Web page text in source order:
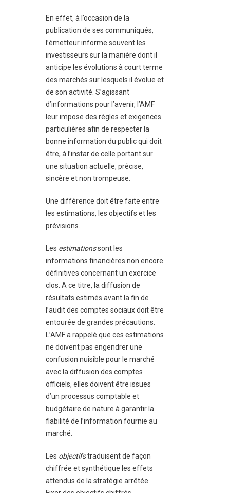
En effet, à l’occasion de la
publication de ses communiqués,
l’émetteur informe souvent les
investisseurs sur la manière dont il
anticipe les évolutions à court terme
des marchés sur lesquels il évolue et
de son activité. S’agissant
d’informations pour l’avenir, l’AMF
leur impose des règles et exigences
particulières afin de respecter la
bonne information du public qui doit
être, à l’instar de celle portant sur
une situation actuelle, précise,
sincère et non trompeuse.
Une différence doit être faite entre
les estimations, les objectifs et les
prévisions.
Les estimationssont les
informations financières non encore
définitives concernant un exercice
clos. A ce titre, la diffusion de
résultats estimés avant la fin de
l’audit des comptes sociaux doit être
entourée de grandes précautions.
L’AMF a rappelé que ces estimations
ne doivent pas engendrer une
confusion nuisible pour le marché
avec la diffusion des comptes
officiels, elles doivent être issues
d’un processus comptable et
budgétaire de nature à garantir la
fiabilité de l’information fournie au
marché.
Les objectifstraduisent de façon
chiffrée et synthétique les effets
attendus de la stratégie arrêtée.